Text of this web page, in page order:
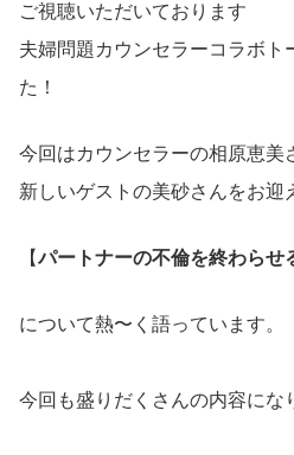
ご視聴いただいております
夫婦問題カウンセラーコラボト
た！
今回はカウンセラーの相原恵美
新しいゲストの美砂さんをお迎
【パートナーの不倫を終わらせ
について熱〜く語っています。
今回も盛りだくさんの内容にな